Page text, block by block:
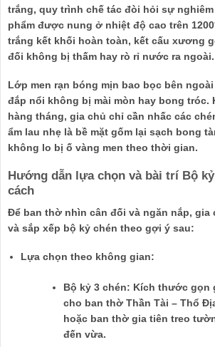
trắng, quy trình chế tác đòi hỏi sự
phẩm được nung ở nhiệt độ cao trên
trắng kết khối hoàn toàn, kết cấu xương
đối không bị thấm hay rò rỉ nước ra ngoài.
Lớp men rạn bóng mịn bao bọc bên
đắp nổi không bị mài mòn hay bong tróc.
hàng tháng, gia chủ chỉ cần nhấc các
ẩm lau nhẹ là bề mặt gốm lại sạch bong
không lo bị ố vàng men theo thời gian.
Hướng dẫn lựa chọn và bài trí Bộ
cách
Để ban thờ nhìn cân đối và ngăn nắp, gia
và sắp xếp bộ kỷ chén theo gợi ý sau:
Lựa chọn theo không gian:
Bộ kỷ 3 chén: Kích thước gọn
cho ban thờ Thần Tài – Thổ
hoặc ban thờ gia tiên treo
đến vừa.